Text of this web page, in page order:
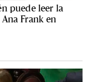
puede leer la
Frank en